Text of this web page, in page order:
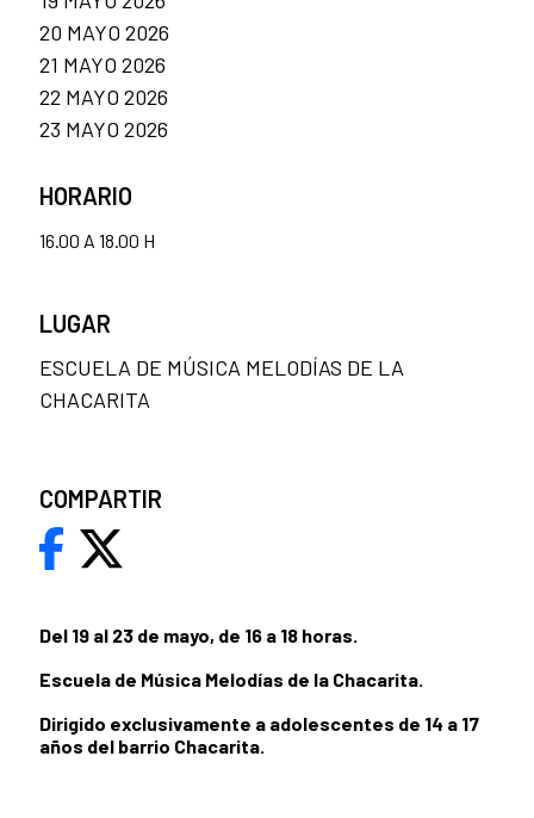
Del 19 al 23 de mayo, de 16 a 18 horas.
Escuela de Música Melodías de la Chacarita.
Dirigido exclusivamente a adolescentes de 14 a 17
años del barrio Chacarita.
20 MAYO 2026
21 MAYO 2026
22 MAYO 2026
23 MAYO 2026
HORARIO
16.00 A 18.00 H
LUGAR
ESCUELA DE MÚSICA MELODÍAS DE LA
CHACARITA
COMPARTIR